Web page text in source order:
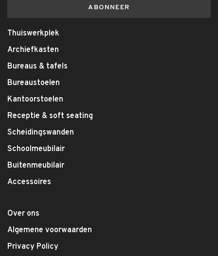
ABONNEER
Thuiswerkplek
Archiefkasten
Bureaus & tafels
Bureaustoelen
Kantoorstoelen
Receptie & soft seating
Scheidingswanden
Schoolmeubilair
Buitenmeubilair
Accessoires
Over ons
Algemene voorwaarden
Privacy Policy